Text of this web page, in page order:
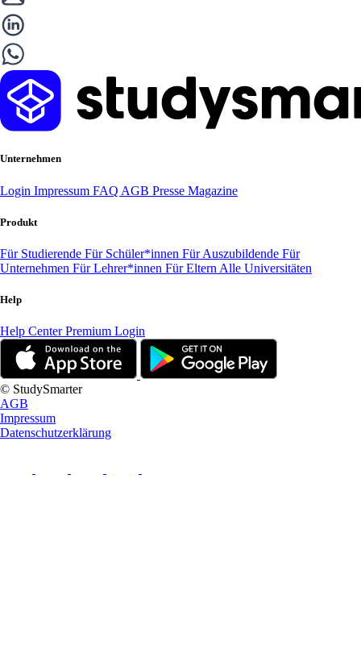
Unternehmen
Login Impressum FAQ AGB Presse Magazine
Produkt
Für Studierende Für Schüler*innen Für Auszubildende Für
Unternehmen Für Lehrer*innen Für Eltern Alle Universitäten
Help
Help CenterPremium Login
© StudySmarter
AGB
Impressum
Datenschutzerklärung